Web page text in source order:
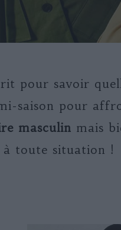
pour savoir
saison pour
masculin mais
toute situation !